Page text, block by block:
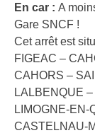
En car : A
Gare SNCF !
Cet arrêt est
FIGEAC –
CAHORS –
LALBENQUE
LIMOGNE-EN-
CASTELNAU-